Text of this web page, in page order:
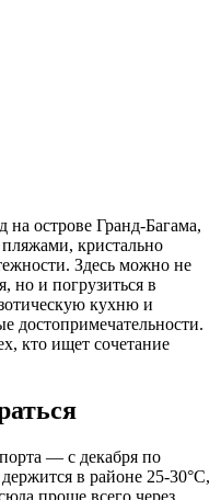
острове Гранд-Багама,
кристально
Здесь можно не
но и погрузиться в
кухню и
достопримечательности.
кто ищет сочетание
— с декабря по
в районе 25-30°C,
проще всего через